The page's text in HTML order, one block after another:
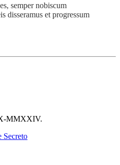
semper nobiscum
disseramus et progressum
MMXXIV.
Secreto